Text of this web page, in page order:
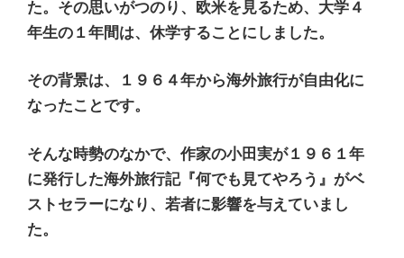
た。その思いがつのり、欧米を見るため、大学４
年生の１年間は、休学することにしました。
その背景は、１９６４年から海外旅行が自由化に
なったことです。
そんな時勢のなかで、作家の小田実が１９６１年
に発行した海外旅行記『何でも見てやろう』がベ
ストセラーになり、若者に影響を与えていまし
た。